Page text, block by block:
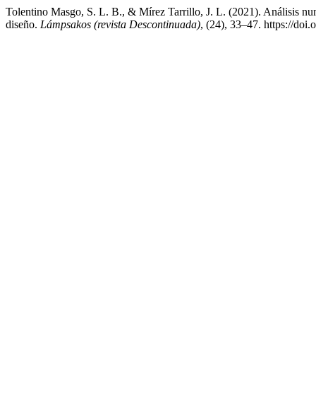
Tolentino Masgo, S. L. B., & Mírez Tarrillo, J. L. (2021). Análisis
diseño. Lámpsakos (revista Descontinuada), (24), 33–47. https://